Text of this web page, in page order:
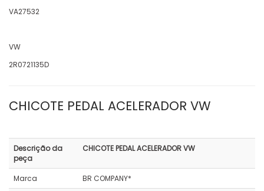
VA27532
VW
2R0721135D
CHICOTE PEDAL ACELERADOR VW
Descrição da
peça
CHICOTE PEDAL ACELERADOR VW
Marca
BR COMPANY*